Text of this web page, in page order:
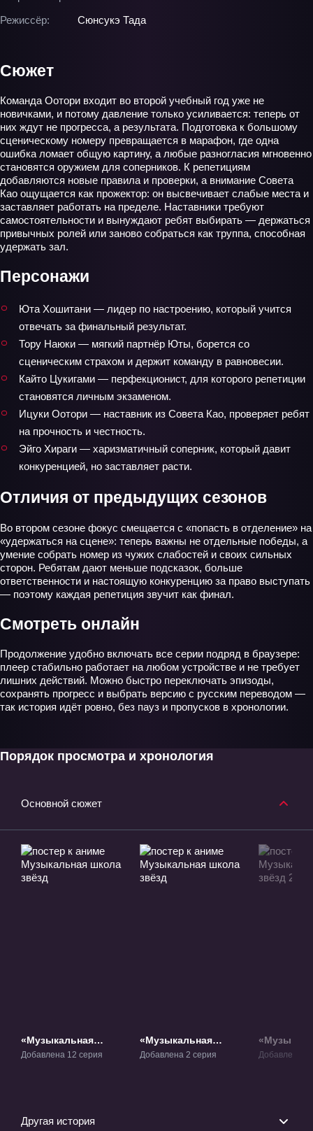
Режиссёр:
Сюнсукэ Тада
Сюжет
Команда Оотори входит во второй учебный год уже не
новичками, и потому давление только усиливается: теперь от
них ждут не прогресса, а результата. Подготовка к большому
сценическому номеру превращается в марафон, где одна
ошибка ломает общую картину, а любые разногласия мгновенно
становятся оружием для соперников. К репетициям
добавляются новые правила и проверки, а внимание Совета
Као ощущается как прожектор: он высвечивает слабые места и
заставляет работать на пределе. Наставники требуют
самостоятельности и вынуждают ребят выбирать — держаться
привычных ролей или заново собраться как труппа, способная
удержать зал.
Персонажи
Юта Хошитани — лидер по настроению, который учится
отвечать за финальный результат.
Тору Наюки — мягкий партнёр Юты, борется со
сценическим страхом и держит команду в равновесии.
Кайто Цукигами — перфекционист, для которого репетиции
становятся личным экзаменом.
Ицуки Оотори — наставник из Совета Као, проверяет ребят
на прочность и честность.
Эйго Хираги — харизматичный соперник, который давит
конкуренцией, но заставляет расти.
Отличия от предыдущих сезонов
Во втором сезоне фокус смещается с «попасть в отделение» на
«удержаться на сцене»: теперь важны не отдельные победы, а
умение собрать номер из чужих слабостей и своих сильных
сторон. Ребятам дают меньше подсказок, больше
ответственности и настоящую конкуренцию за право выступать
— поэтому каждая репетиция звучит как финал.
Смотреть онлайн
Продолжение удобно включать все серии подряд в браузере:
плеер стабильно работает на любом устройстве и не требует
лишних действий. Можно быстро переключать эпизоды,
сохранять прогресс и выбрать версию с русским переводом —
так история идёт ровно, без пауз и пропусков в хронологии.
Порядок просмотра и хронология
Основной сюжет
«Музыкальная
школа звёзд» ТВ-1
Добавлена 12 серия
«Музыкальная
школа звёзд» ОВА-1
Добавлена 2 серия
школа
Добавлена
Другая история